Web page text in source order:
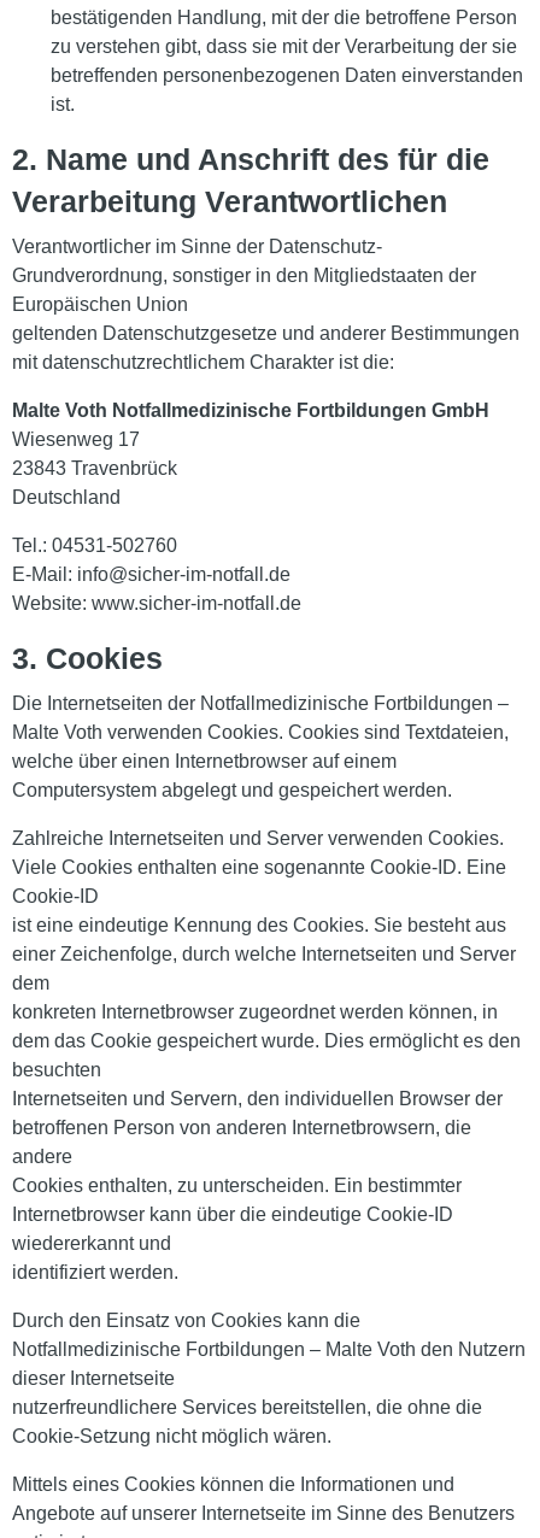
bestätigenden Handlung, mit der die betroffene Person
zu verstehen gibt, dass sie mit der Verarbeitung der sie
betreffenden personenbezogenen Daten einverstanden
ist.
2. Name und Anschrift des für die
Verarbeitung Verantwortlichen
Verantwortlicher im Sinne der Datenschutz-
Grundverordnung, sonstiger in den Mitgliedstaaten der
Europäischen Union
geltenden Datenschutzgesetze und anderer Bestimmungen
mit datenschutzrechtlichem Charakter ist die:
Malte Voth Notfallmedizinische Fortbildungen GmbH
Wiesenweg 17
23843 Travenbrück
Deutschland
Tel.: 04531-502760
E-Mail: info@sicher-im-notfall.de
Website: www.sicher-im-notfall.de
3. Cookies
Die Internetseiten der Notfallmedizinische Fortbildungen –
Malte Voth verwenden Cookies. Cookies sind Textdateien,
welche über einen Internetbrowser auf einem
Computersystem abgelegt und gespeichert werden.
Zahlreiche Internetseiten und Server verwenden Cookies.
Viele Cookies enthalten eine sogenannte Cookie-ID. Eine
Cookie-ID
ist eine eindeutige Kennung des Cookies. Sie besteht aus
einer Zeichenfolge, durch welche Internetseiten und Server
dem
konkreten Internetbrowser zugeordnet werden können, in
dem das Cookie gespeichert wurde. Dies ermöglicht es den
besuchten
Internetseiten und Servern, den individuellen Browser der
betroffenen Person von anderen Internetbrowsern, die
andere
Cookies enthalten, zu unterscheiden. Ein bestimmter
Internetbrowser kann über die eindeutige Cookie-ID
wiedererkannt und
identifiziert werden.
Durch den Einsatz von Cookies kann die
Notfallmedizinische Fortbildungen – Malte Voth den Nutzern
dieser Internetseite
nutzerfreundlichere Services bereitstellen, die ohne die
Cookie-Setzung nicht möglich wären.
Mittels eines Cookies können die Informationen und
Angebote auf unserer Internetseite im Sinne des Benutzers